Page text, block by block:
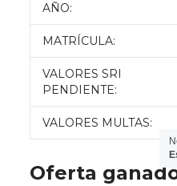
AÑO:
MATRÍCULA:
VALORES SRI
PENDIENTE:
VALORES MULTAS:
Oferta